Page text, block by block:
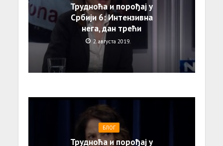
Трудноћа и порођај у
Србији 6: Интензивна
нега, дан трећи
2. августа 2019.
БЛОГ
Трудноћа и порођај у